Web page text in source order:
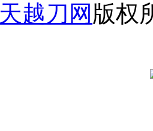
天越刀网 版权